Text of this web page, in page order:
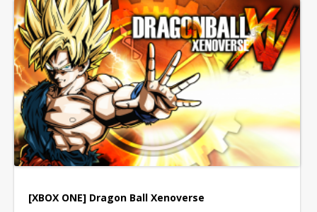
[XBOX ONE] Dragon Ball Xenoverse